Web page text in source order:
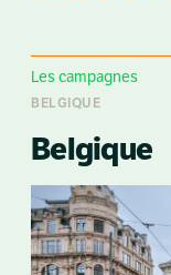
Les campagnes
BELGIQUE
Belgique